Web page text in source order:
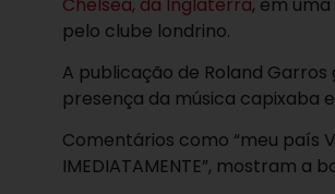
pelo clube londrino.
A publicação de Roland
presença da música capixaba
Comentários como “meu país
IMEDIATAMENTE”, mostram